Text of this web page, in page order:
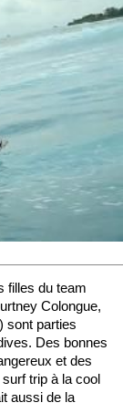
filles du team
Colongue,
sont parties
Des bonnes
et des
trip à la cool
aussi de la